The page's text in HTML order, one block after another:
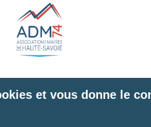
et vous donne le